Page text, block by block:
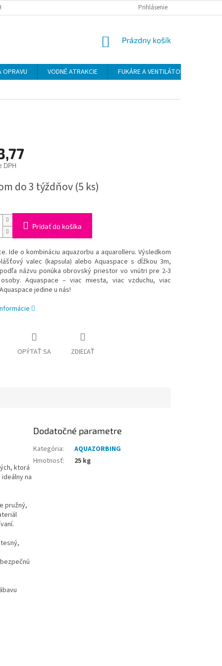
Prihlásenie
NÁKUPNÝ
Prázdny košík
OPRAVU VODNÉ ATRAKCIE FUKÁRE A VENTILÁTORY
DPH
do 3 týždňov(5 ks)
Pridať do košíka
Ide o kombináciu aquazorbu a aquarolleru. Výsledkom
valec (kapsula) alebo Aquaspace s dĺžkou 3m,
názvu ponúka obrovský priestor vo vnútri pre 2-3
Aquaspace – viac miesta, viac vzduchu, viac
jedine u nás!
OPÝTAŤ SA ZDIEĽAŤ
ktorá
na
pružný,
Dodatočné parametre
Kategória:
AQUAZORBING
Hmotnosť: 25 kg